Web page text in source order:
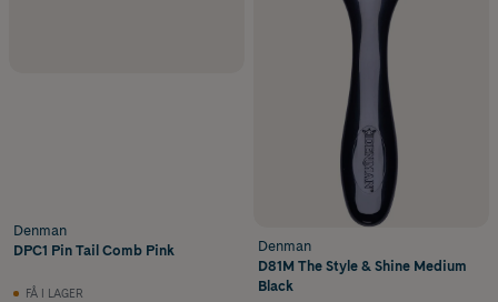
Denman
DPC1 Pin Tail Comb Pink
FÅ I LAGER
Denman
D81M The Style & Shine Medium
Black